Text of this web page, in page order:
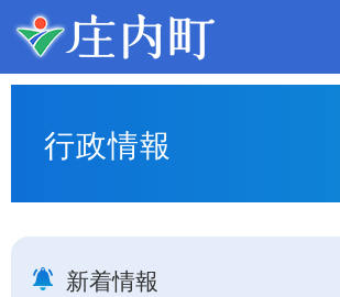
このページの本文へ移動
行政情報
新着情報